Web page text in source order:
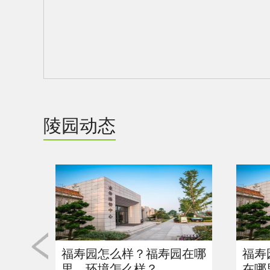
陵园动态
福寿园怎么样？福寿园在哪
福寿